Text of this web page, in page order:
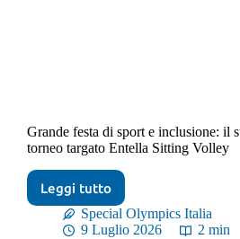
Grande festa di sport e inclusione: il
torneo targato Entella Sitting Volley
Leggi tutto
Special Olympics Italia
9 Luglio 2026
2 min